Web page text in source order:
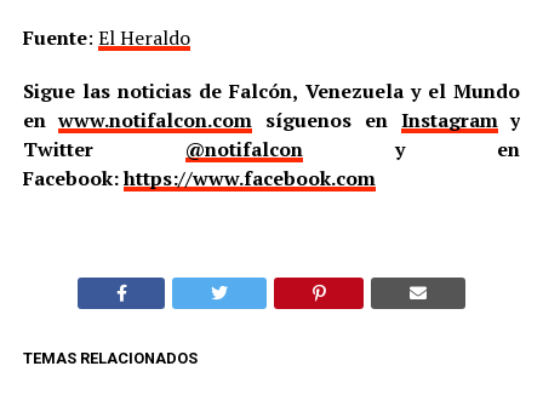
Fuente: El Heraldo
Sigue las noticias de Falcón, Venezuela y el Mundo
enwww.notifalcon.com síguenos en Instagramy
Twitter @notifalcony en
Facebook:https://www.facebook.com
TEMAS RELACIONADOS